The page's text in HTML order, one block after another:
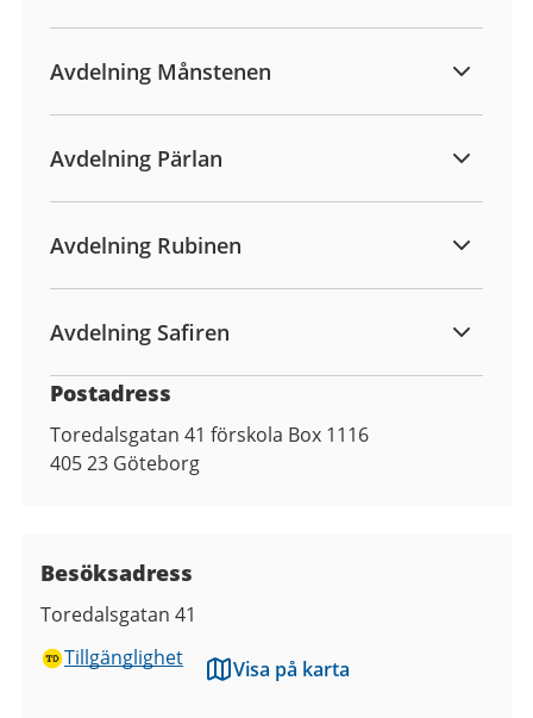
Avdelning Månstenen
Avdelning Pärlan
Avdelning Rubinen
Avdelning Safiren
Postadress
Toredalsgatan 41 förskola Box 1116
405 23 Göteborg
Besöksadress
Toredalsgatan 41
Tillgänglighet
Visa på karta